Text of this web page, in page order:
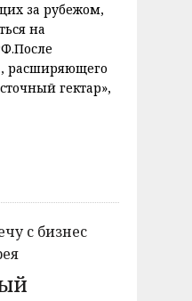
за рубежом,
на
расширяющего
гектар»,